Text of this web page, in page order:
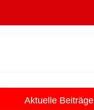
Aktuelle Beiträge